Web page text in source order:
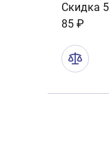
Скидка
85 ₽